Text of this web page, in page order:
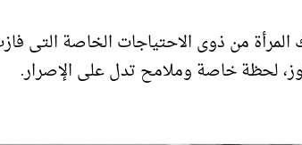
من ذوى الاحتياجات الخاصة التى
لحظة خاصة وملامح تدل على الإصرار.